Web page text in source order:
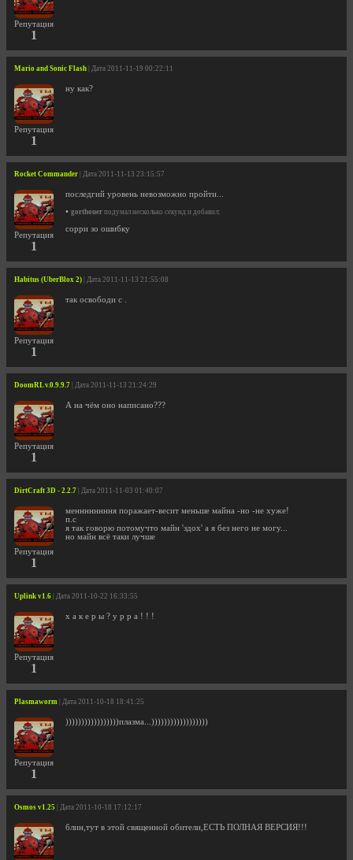
Репутация
1
Mario and Sonic Flash | Дата 2011-11-19 00:22:11
Репутация
1
ну как?
Rocket Commander | Дата 2011-11-13 23:15:57
Репутация
1
последгий уровень невозможно пройти...
• gorthouer подумал несколько секунд и добавил:
сорри зо ошибку
Habitus (UberBlox 2) | Дата 2011-11-13 21:55:08
Репутация
1
так освободи с .
DoomRL v.0.9.9.7 | Дата 2011-11-13 21:24:29
Репутация
1
А на чём оно написано???
DirtCraft 3D - 2.2.7 | Дата 2011-11-03 01:40:07
Репутация
1
меннннннння поражает-весит меньше майна -но -не хуже!
п.с
я так говорю потомучто майн 'здох' а я без него не могу...
но майн всё таки лучше
Uplink v1.6 | Дата 2011-10-22 16:33:55
Репутация
1
х а к е р ы ? у р р а ! ! !
Plasmaworm | Дата 2011-10-18 18:41:25
Репутация
1
)))))))))))))))))плазма...))))))))))))))))))
Osmos v1.25 | Дата 2011-10-18 17:12:17
блин,тут в этой священной обители,ЕСТЬ ПОЛНАЯ ВЕРСИЯ!!!